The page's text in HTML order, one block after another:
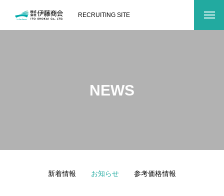
RECRUITING SITE
NEWS
新着情報 お知らせ 参考価格情報